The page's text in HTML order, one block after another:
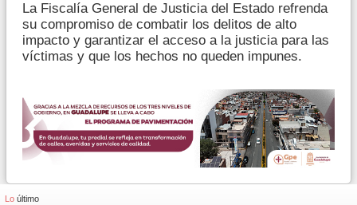
La Fiscalía General de Justicia del Estado refrenda
su compromiso de combatir los delitos de alto
impacto y garantizar el acceso a la justicia para las
víctimas y que los hechos no queden impunes.
Lo último